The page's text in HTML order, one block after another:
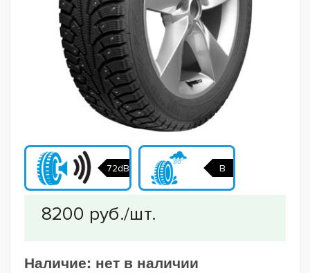
72dB B
Наличие: нет в наличии